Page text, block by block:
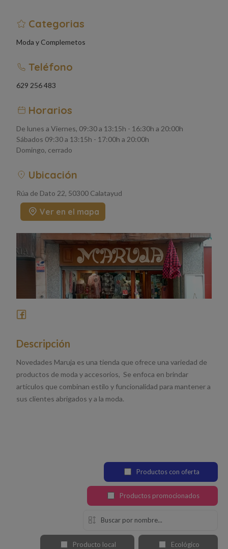
Categorias
Moda y Complemetos
Teléfono
629 256 483
Horarios
De lunes a Viernes, 09:30 a 13:15h - 16:30h a 20:00h
Sábados 09:30 a 13:15h - 17:00h a 20:00h
Domingo, cerrado
Ubicación
Rúa de Dato 22, 50300 Calatayud
Ver en el mapa
Descripción
Novedades Maruja es una tienda que ofrece una variedad de
productos de moda y accesorios, Se enfoca en brindar
artículos que combinan estilo y funcionalidad para mantener a
sus clientes abrigados y a la moda.
Productos con oferta
Productos promocionados
Producto local Ecológico